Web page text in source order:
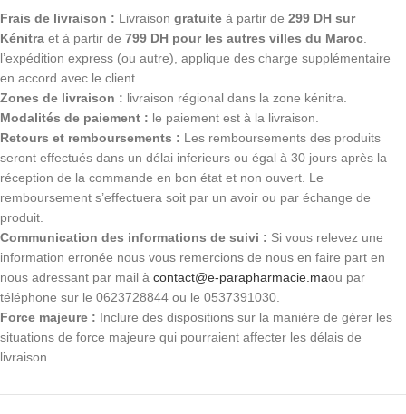
Frais de livraison : Livraison gratuite à partir de 299 DH sur
Kénitra et à partir de 799 DH pour les autres villes du Maroc
l’expédition express (ou autre), applique des charge supplémentaire
en accord avec le client.
Zones de livraison : livraison régional dans la zone kénitra.
Modalités de paiement : le paiement est à la livraison.
Retours et remboursements : Les remboursements des produits
seront effectués dans un délai inferieurs ou égal à 30 jours après la
réception de la commande en bon état et non ouvert. Le
remboursement s’effectuera soit par un avoir ou par échange de
produit.
Communication des informations de suivi : Si vous relevez une
information erronée nous vous remercions de nous en faire part en
nous adressant par mail à contact@e-parapharmacie.maou par
téléphone sur le 0623728844 ou le 0537391030.
Force majeure : Inclure des dispositions sur la manière de gérer les
situations de force majeure qui pourraient affecter les délais de
livraison.